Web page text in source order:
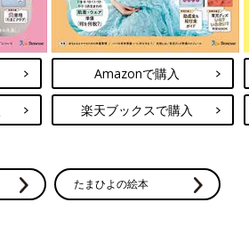
Amazonで購入
楽天ブックスで購入
たまひよの絵本